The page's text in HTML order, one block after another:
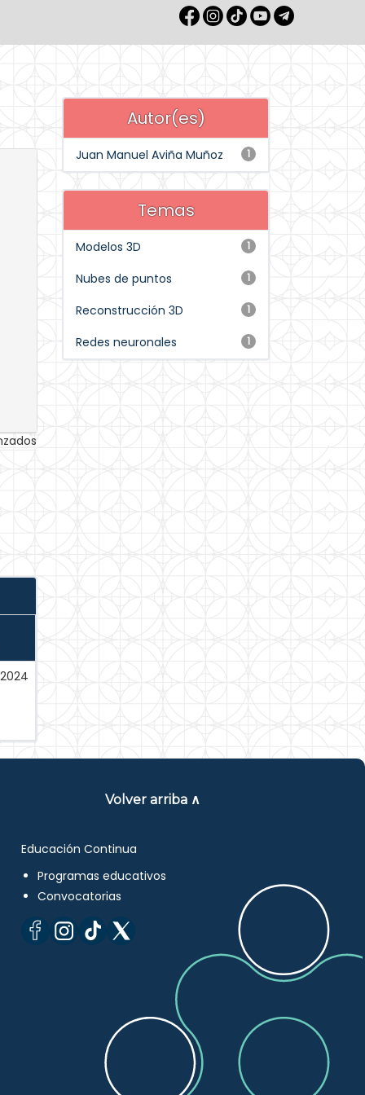
Autor(es)
1
Juan Manuel Aviña Muñoz
Temas
1
Modelos 3D
1
Nubes de puntos
1
Reconstrucción 3D
1
Redes neuronales
Volver arriba ∧
Educación Continua
Programas educativos
Convocatorias